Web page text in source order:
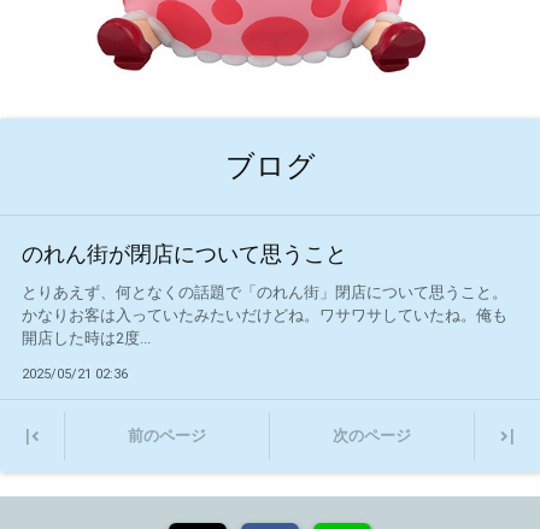
ブログ
のれん街が閉店について思うこと
とりあえず、何となくの話題で「のれん街」閉店について思うこと。
かなりお客は入っていたみたいだけどね。ワサワサしていたね。俺も
開店した時は2度...
2025/05/21 02:36
| 前のページ 次のページ |